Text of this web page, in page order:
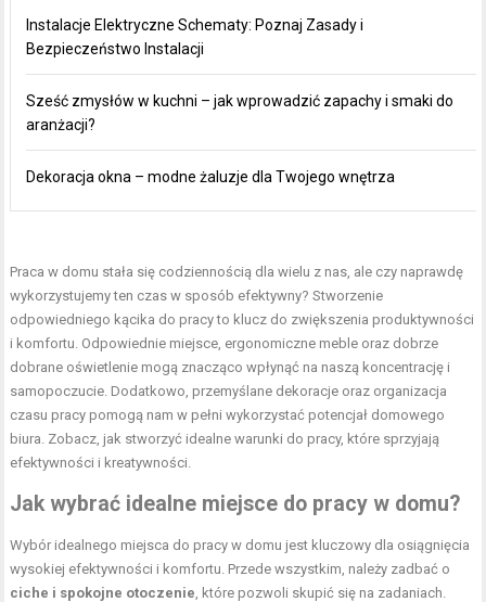
Instalacje Elektryczne Schematy: Poznaj Zasady i
Bezpieczeństwo Instalacji
Sześć zmysłów w kuchni – jak wprowadzić zapachy i smaki do
aranżacji?
Dekoracja okna – modne żaluzje dla Twojego wnętrza
Praca w domu stała się codziennością dla wielu z nas, ale czy naprawdę
wykorzystujemy ten czas w sposób efektywny? Stworzenie
odpowiedniego kącika do pracy to klucz do zwiększenia produktywności
i komfortu. Odpowiednie miejsce, ergonomiczne meble oraz dobrze
dobrane oświetlenie mogą znacząco wpłynąć na naszą koncentrację i
samopoczucie. Dodatkowo, przemyślane dekoracje oraz organizacja
czasu pracy pomogą nam w pełni wykorzystać potencjał domowego
biura. Zobacz, jak stworzyć idealne warunki do pracy, które sprzyjają
efektywności i kreatywności.
Jak wybrać idealne miejsce do pracy w domu?
Wybór idealnego miejsca do pracy w domu jest kluczowy dla osiągnięcia
wysokiej efektywności i komfortu. Przede wszystkim, należy zadbać o
ciche i spokojne otoczenie , które pozwoli skupić się na zadaniach.